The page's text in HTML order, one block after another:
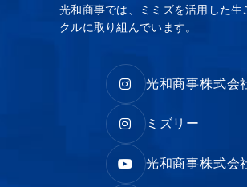
光和商事では、ミミズを活用した生
クルに取り組んでいます。
光和商事株式会
ミズリー
光和商事株式会